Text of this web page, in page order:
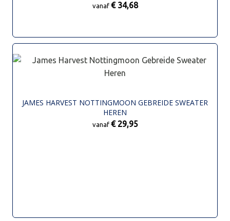
vanaf € 34,68
JAMES HARVEST NOTTINGMOON GEBREIDE SWEATER
HEREN
vanaf € 29,95